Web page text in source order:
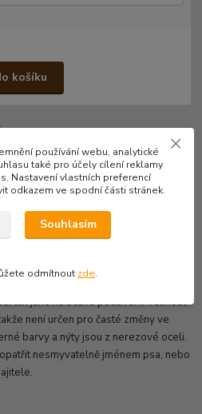
košíku
těch nejmodernějších a
luxusní kovovou trojzubcovou
absolutně pevná v tahu a
tak jako na běžné používání. Velikost
není určen pro časté změny ve
barvy a nýty jsou z nerezové oceli.
nesmyvatelně jménem psa, nebo
používání webu, analytické
také pro účely cílení reklamy
Nastavení vlastních preferencí
odkazem ve spodní části stránek.
Souhlasím
odmítnout zde.